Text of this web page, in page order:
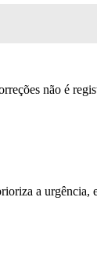
não é
a